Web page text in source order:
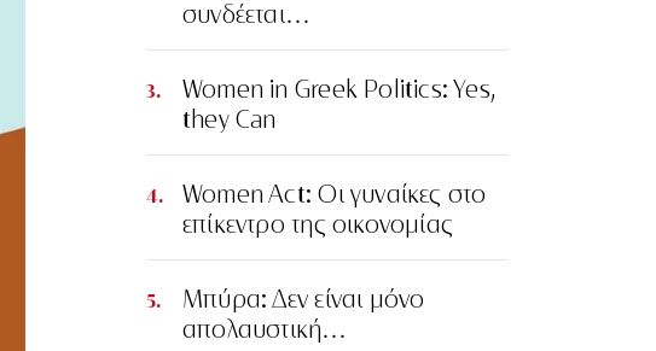
συνδέεται…
Women in Greek Politics: Yes,
they Can
Women Act: Οι γυναίκες στο
επίκεντρο της οικονομίας
Μπύρα: Δεν είναι μόνο
απολαυστική…